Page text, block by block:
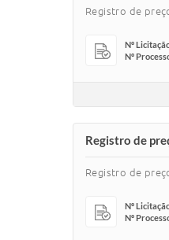
Registro de
Nº
Nº
Registro de
Registro de
Nº
Nº